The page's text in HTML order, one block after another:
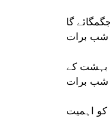
گا
شب برات
بہشت کے
شب برات
کو اہمیت